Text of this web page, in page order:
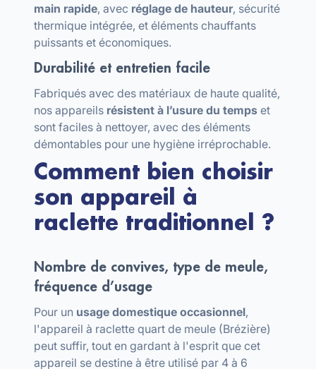
main rapide, avec réglage de hauteur, sécurité
thermique intégrée, et éléments chauffants
puissants et économiques.
Durabilité et entretien facile
Fabriqués avec des matériaux de haute qualité,
nos appareils résistent à l’usure du temps et
sont faciles à nettoyer, avec des éléments
démontables pour une hygiène irréprochable.
Comment bien choisir
son appareil à
raclette traditionnel ?
Nombre de convives, type de meule,
fréquence d’usage
Pour un usage domestique occasionnel,
l'appareil à raclette quart de meule (Brézière)
peut suffir, tout en gardant à l'esprit que cet
appareil se destine à être utilisé par 4 à 6